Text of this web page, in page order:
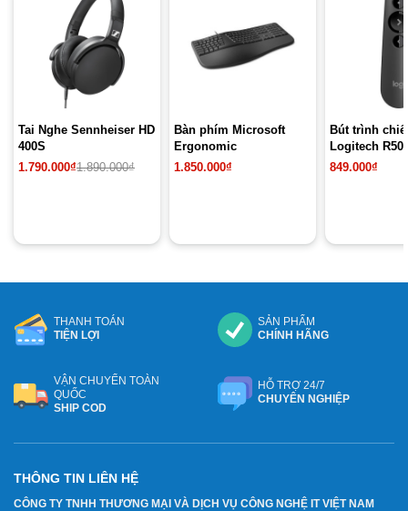
Tai Nghe Sennheiser HD
400S
1.890.000₫
Giá
1.790.000₫
Giá
Bàn phím Microsoft
Ergonomic
1.850.000₫
Bút trình
Logitech
849.000₫
THANH TOÁN
TIỆN LỢI
SẢN PHẨM
CHÍNH HÃNG
VẬN CHUYỂN TOÀN
QUỐC
SHIP COD
HỖ TRỢ 24/7
CHUYÊN NGHIỆP
THÔNG TIN LIÊN HỆ
CÔNG TY TNHH THƯƠNG MẠI VÀ DỊCH VỤ CÔNG NGHỆ IT VIỆT NAM